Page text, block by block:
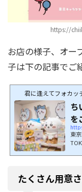
https://
お店の様子、オー
子は下の記事でご
君に逢えてフォカッ
ち
を
東
たくさん用意